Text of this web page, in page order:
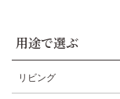
用途で選ぶ
リビング